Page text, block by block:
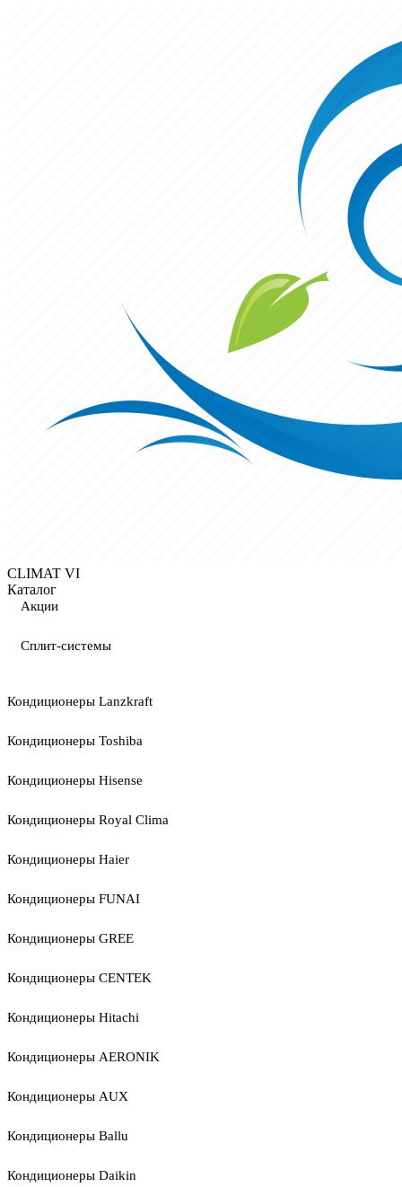
CLIMAT VI
Каталог
Акции
Сплит-системы
Кондиционеры Lanzkraft
Кондиционеры Toshiba
Кондиционеры Hisense
Кондиционеры Royal Clima
Кондиционеры Haier
Кондиционеры FUNAI
Кондиционеры GREE
Кондиционеры CENTEK
Кондиционеры Hitachi
Кондиционеры AERONIK
Кондиционеры AUX
Кондиционеры Ballu
Кондиционеры Daikin